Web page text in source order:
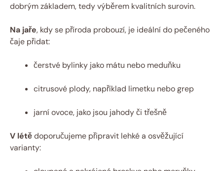
dobrým základem, tedy výběrem kvalitních surovin.
Na jaře, kdy se příroda probouzí, je ideální do pečeného
čaje přidat:
čerstvé bylinky jako mátu nebo meduňku
citrusové plody, například limetku nebo grep
jarní ovoce, jako jsou jahody či třešně
V létědoporučujeme připravit lehké a osvěžující
varianty: